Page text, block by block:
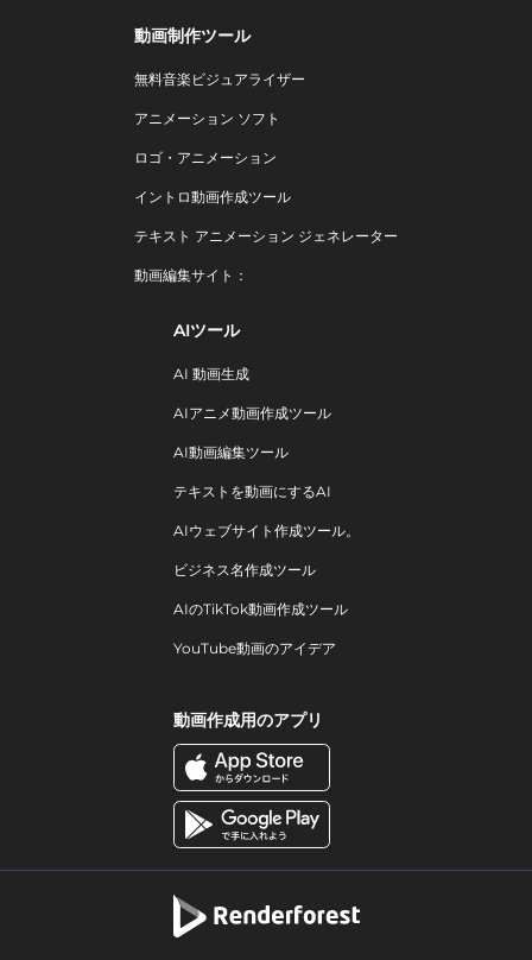
動画制作ツール
無料音楽ビジュアライザー
アニメーション ソフト
ロゴ・アニメーション
イントロ動画作成ツール
テキスト アニメーション ジェネレーター
動画編集サイト：
AIツール
AI 動画生成
AIアニメ動画作成ツール
AI動画編集ツール
テキストを動画にするAI
AIウェブサイト作成ツール。
ビジネス名作成ツール
AIのTikTok動画作成ツール
YouTube動画のアイデア
動画作成用のアプリ